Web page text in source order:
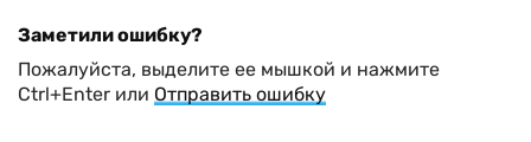
Заметили ошибку?
Пожалуйста, выделите ее мышкой и нажмите
Ctrl+Enter или Отправить ошибку